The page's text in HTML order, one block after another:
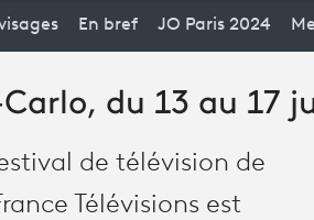
En bref JO Paris 2024
du 13 au 17
de télévision de
Télévisions est